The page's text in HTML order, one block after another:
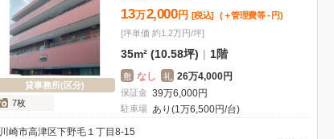
貸事務所(区分)
7枚
13万2,000 円 [税込] (＋管理費等 - 円)
[坪単価 約1.2万円/坪]
35m² (10.58坪) | 1階
敷 なし 礼 26万4,000円
保証金 39万6,000円
駐車場 あり(1万6,500円/台)
川崎市高津区下野毛１丁目8-15